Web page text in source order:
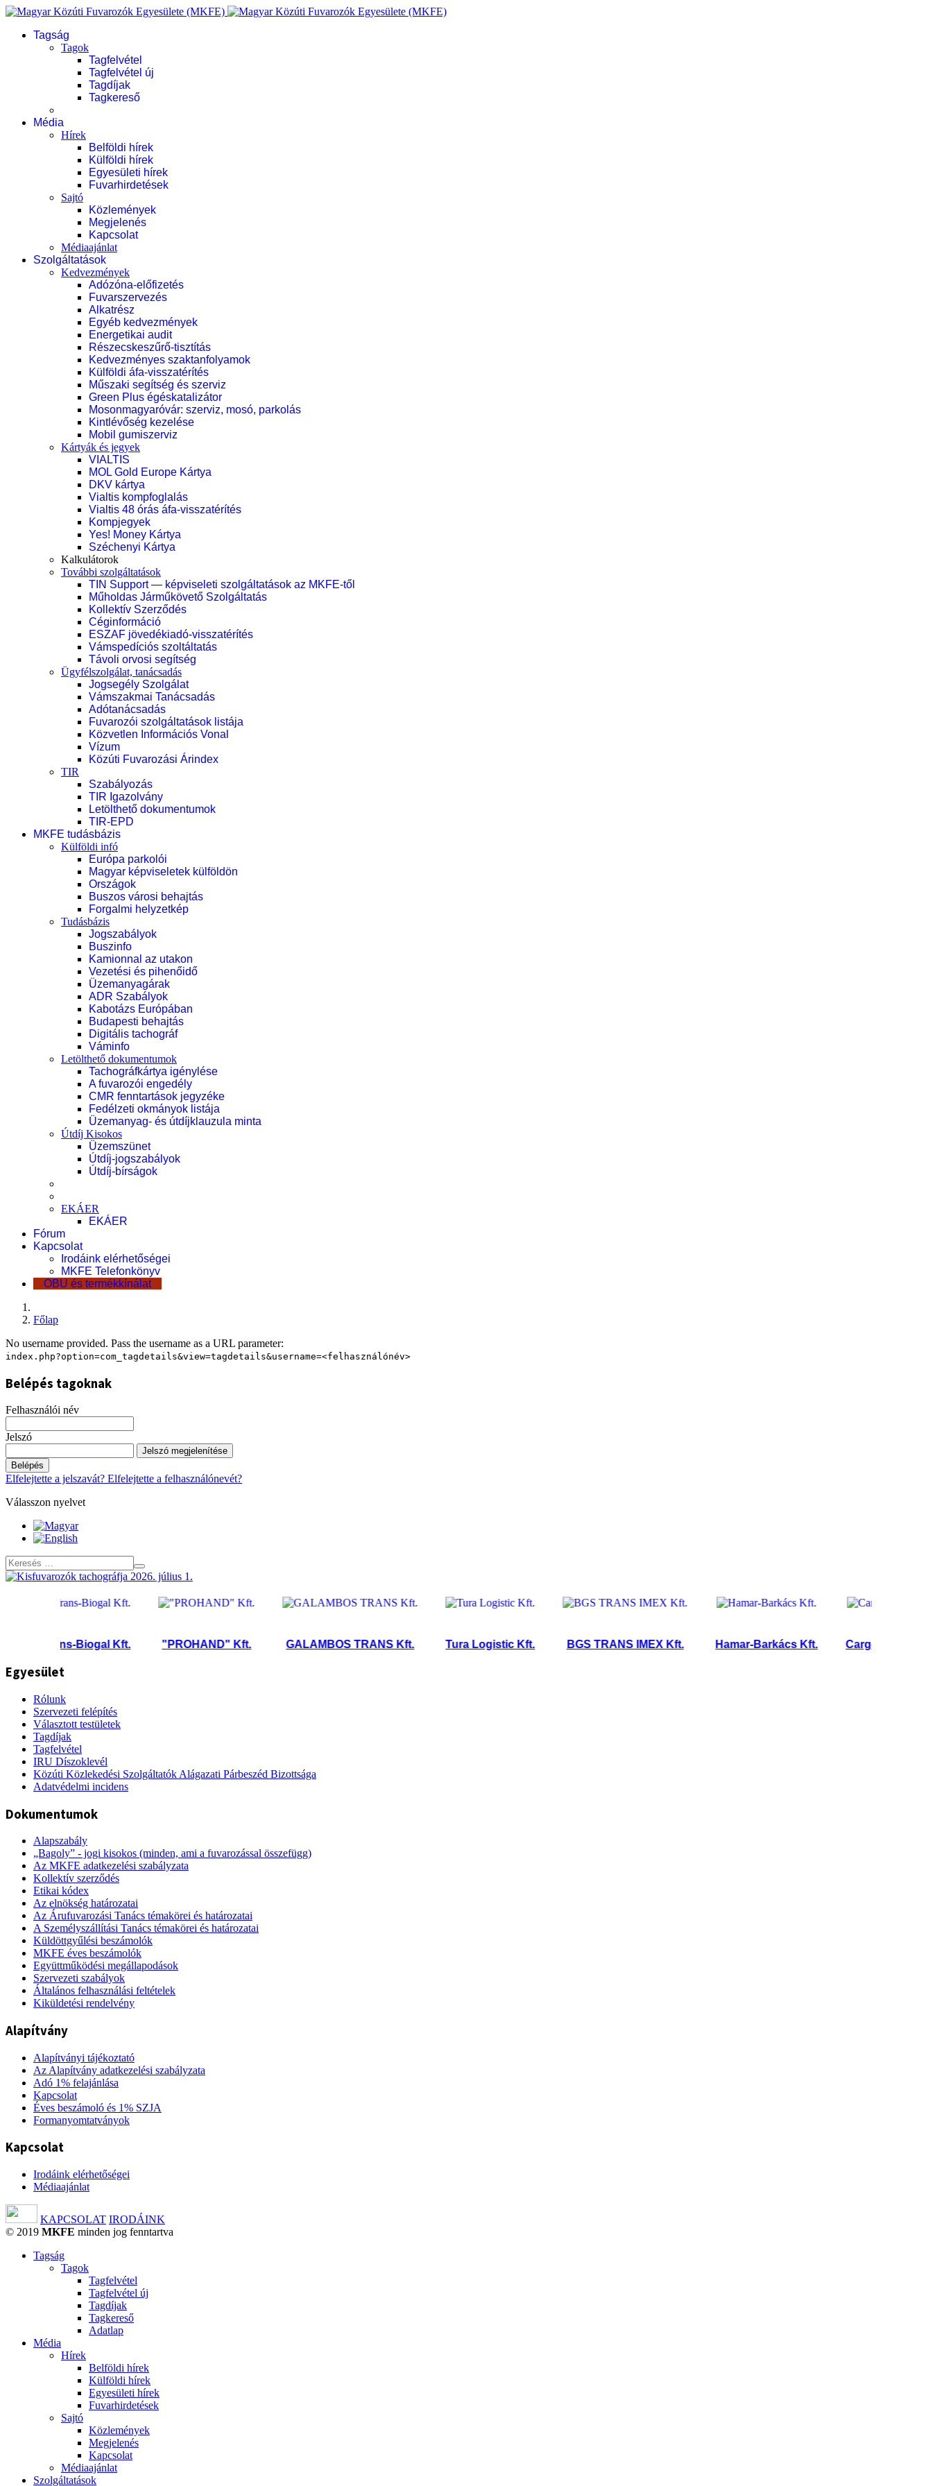
Tagság
Tagok
Tagfelvétel
Tagfelvétel új
Tagdíjak
Tagkereső
Média
Hírek
Belföldi hírek
Külföldi hírek
Egyesületi hírek
Fuvarhirdetések
Sajtó
Közlemények
Megjelenés
Kapcsolat
Médiaajánlat
Szolgáltatások
Kedvezmények
Adózóna-előfizetés
Fuvarszervezés
Alkatrész
Egyéb kedvezmények
Energetikai audit
Részecskeszűrő-tisztítás
Kedvezményes szaktanfolyamok
Külföldi áfa-visszatérítés
Műszaki segítség és szerviz
Green Plus égéskatalizátor
Mosonmagyaróvár: szerviz, mosó, parkolás
Kintlévőség kezelése
Mobil gumiszerviz
Kártyák és jegyek
VIALTIS
MOL Gold Europe Kártya
DKV kártya
Vialtis kompfoglalás
Vialtis 48 órás áfa-visszatérítés
Kompjegyek
Yes! Money Kártya
Széchenyi Kártya
Kalkulátorok
További szolgáltatások
TIN Support — képviseleti szolgáltatások az MKFE-től
Műholdas Járműkövető Szolgáltatás
Kollektív Szerződés
Céginformáció
ESZAF jövedékiadó-visszatérítés
Vámspedíciós szoltáltatás
Távoli orvosi segítség
Ügyfélszolgálat, tanácsadás
Jogsegély Szolgálat
Vámszakmai Tanácsadás
Adótanácsadás
Fuvarozói szolgáltatások listája
Közvetlen Információs Vonal
Vízum
Közúti Fuvarozási Árindex
TIR
Szabályozás
TIR Igazolvány
Letölthető dokumentumok
TIR-EPD
MKFE tudásbázis
Külföldi infó
Európa parkolói
Magyar képviseletek külföldön
Országok
Buszos városi behajtás
Forgalmi helyzetkép
Tudásbázis
Jogszabályok
Buszinfo
Kamionnal az utakon
Vezetési és pihenőidő
Üzemanyagárak
ADR Szabályok
Kabotázs Európában
Budapesti behajtás
Digitális tachográf
Váminfo
Letölthető dokumentumok
Tachográfkártya igénylése
A fuvarozói engedély
CMR fenntartások jegyzéke
Fedélzeti okmányok listája
Üzemanyag- és útdíjklauzula minta
Útdíj Kisokos
Üzemszünet
Útdíj-jogszabályok
Útdíj-bírságok
EKÁER
EKÁER
Fórum
Kapcsolat
Irodáink elérhetőségei
MKFE Telefonkönyv
OBU és termékkínálat
Főlap
No username provided. Pass the username as a URL parameter:
index.php?option=com_tagdetails&view=tagdetails&username=<felhasználónév>
Belépés tagoknak
Felhasználói név
Jelszó
Jelszó megjelenítése
Belépés
Elfelejtette a jelszavát? Elfelejtette a felhasználónevét?
Válasszon nyelvet
Trans-Biogal Kft. "PROHAND" Kft. GALAMBOS TRANS Kft. Tura Logistic Kft. BGS TRANS IMEX Kft. Hamar-Barkács Kft. Cargo Logistic Kft.
Egyesület
Rólunk
Szervezeti felépítés
Választott testületek
Tagdíjak
Tagfelvétel
IRU Díszoklevél
Közúti Közlekedési Szolgáltatók Alágazati Párbeszéd Bizottsága
Adatvédelmi incidens
Dokumentumok
Alapszabály
„Bagoly” - jogi kisokos (minden, ami a fuvarozással összefügg)
Az MKFE adatkezelési szabályzata
Kollektív szerződés
Etikai kódex
Az elnökség határozatai
Az Árufuvarozási Tanács témakörei és határozatai
A Személyszállítási Tanács témakörei és határozatai
Küldöttgyűlési beszámolók
MKFE éves beszámolók
Együttműködési megállapodások
Szervezeti szabályok
Általános felhasználási feltételek
Kiküldetési rendelvény
Alapítvány
Alapítványi tájékoztató
Az Alapítvány adatkezelési szabályzata
Adó 1% felajánlása
Kapcsolat
Éves beszámoló és 1% SZJA
Formanyomtatványok
Kapcsolat
Irodáink elérhetőségei
Médiaajánlat
KAPCSOLAT IRODÁINK
© 2019 MKFE minden jog fenntartva
Tagság
Tagok
Tagfelvétel
Tagfelvétel új
Tagdíjak
Tagkereső
Adatlap
Média
Hírek
Belföldi hírek
Külföldi hírek
Egyesületi hírek
Fuvarhirdetések
Sajtó
Közlemények
Megjelenés
Kapcsolat
Médiaajánlat
Szolgáltatások